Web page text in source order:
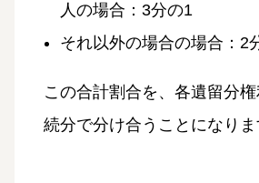
人の場合：3分の1
それ以外の場合の場合：2
この合計割合を、各遺留分
続分で分け合うことになりま